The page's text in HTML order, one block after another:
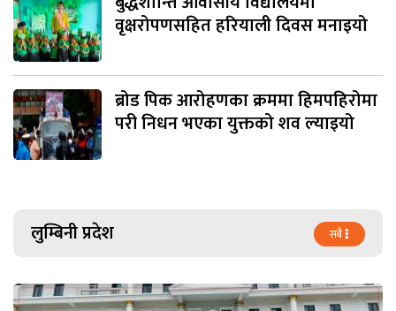
वृक्षरोपणसहित हरियाली दिवस मनाइयो
ब्रोड पिक आरोहणका क्रममा हिमपहिरोमा
परी निधन भएका युक्तको शव ल्याइयो
लुम्बिनी प्रदेश सबै